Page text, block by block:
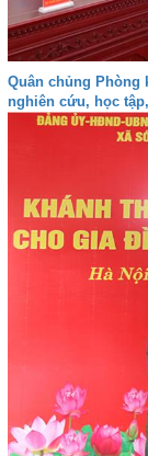
Quân chủng Phòng
nghiên cứu, học
nghị lần thứ ba